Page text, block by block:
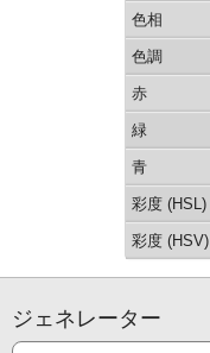
色相
色調
赤
緑
青
彩度 (HSL)
彩度 (HSV)
ジェネレーター